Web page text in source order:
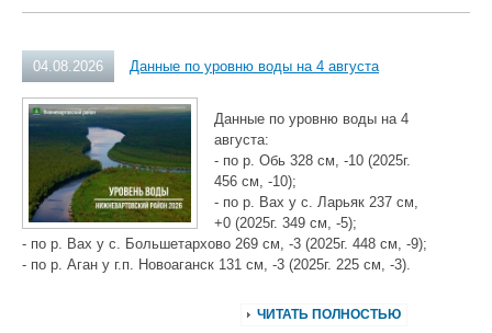
04.08.2026 Данные по уровню воды на 4 августа
Данные по уровню воды на 4
августа:
- по р. Обь 328 см, -10 (2025г.
456 см, -10);
- по р. Вах у с. Ларьяк 237 см,
+0 (2025г. 349 см, -5);
- по р. Вах у с. Большетархово 269 см, -3 (2025г. 448 см, -9);
- по р. Аган у г.п. Новоаганск 131 см, -3 (2025г. 225 см, -3).
ЧИТАТЬ ПОЛНОСТЬЮ